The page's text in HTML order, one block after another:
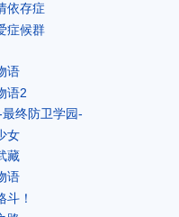
依存症
症候群
语
语2
终防卫学园-
女
藏
语
斗！